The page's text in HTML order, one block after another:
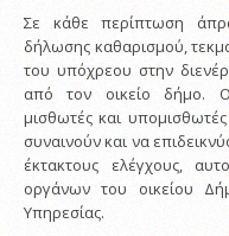
Σε κάθε περίπτωση
δήλωσης καθαρισμού,
του υπόχρεου στην
από τον οικείο δήμο. Οι
μισθωτές και
συναινούν και να
έκτακτους ελέγχους,
οργάνων του οικείου
Υπηρεσίας.